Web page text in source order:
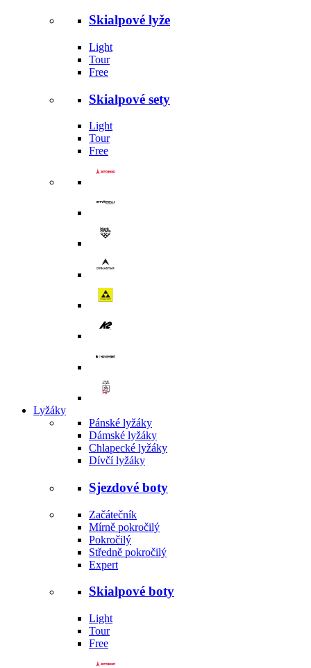
Skialpové lyže
Light
Tour
Free
Skialpové sety
Light
Tour
Free
Lyžáky
Pánské lyžáky
Dámské lyžáky
Chlapecké lyžáky
Dívčí lyžáky
Sjezdové boty
Začátečník
Mírně pokročilý
Pokročilý
Středně pokročilý
Expert
Skialpové boty
Light
Tour
Free